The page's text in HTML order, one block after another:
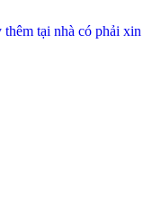
tại nhà có phải xin